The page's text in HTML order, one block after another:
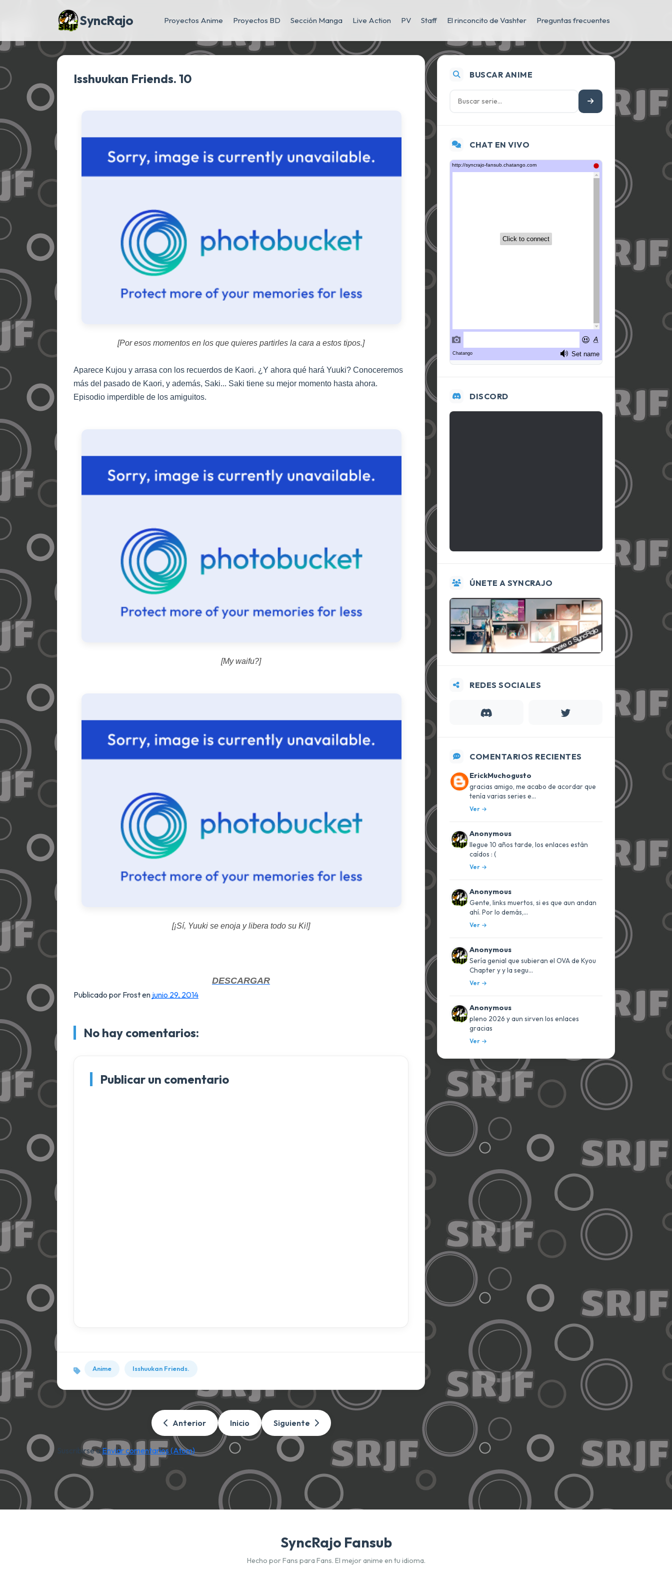
SyncRajo Proyectos Anime Proyectos BD Sección Manga Live Action PV Staff El rinconcito de Vashter Preguntas frecuentes
Isshuukan Friends. 10
[Por esos momentos en los que quieres partirles la cara a estos tipos.]
Aparece Kujou y arrasa con los recuerdos de Kaori. ¿Y ahora qué hará Yuuki? Conoceremos
más del pasado de Kaori, y además, Saki... Saki tiene su mejor momento hasta ahora.
Episodio imperdible de los amiguitos.
[My waifu?]
[¡Sí, Yuuki se enoja y libera todo su Ki!]
DESCARGAR
Publicado por Frosten junio 29, 2014
No hay comentarios:
Publicar un comentario
Anime Isshuukan Friends.
Anterior Inicio Siguiente
Suscribirse a:Enviar comentarios (Atom)
BUSCAR ANIME
CHAT EN VIVO
DISCORD
ÚNETE A SYNCRAJO
REDES SOCIALES
COMENTARIOS RECIENTES
ErickMuchogusto
gracias amigo, me acabo de acordar que
tenía varias series e...
Ver
Anonymous
llegue 10 años tarde, los enlaces están
caídos : (
Ver
Anonymous
Gente, links muertos, si es que aun andan
ahí. Por lo demás,...
Ver
Anonymous
Sería genial que subieran el OVA de Kyou
Chapter y y la segu...
Ver
Anonymous
pleno 2026 y aun sirven los enlaces
gracias
Ver
SyncRajo Fansub
Hecho por Fans para Fans. El mejor anime en tu idioma.